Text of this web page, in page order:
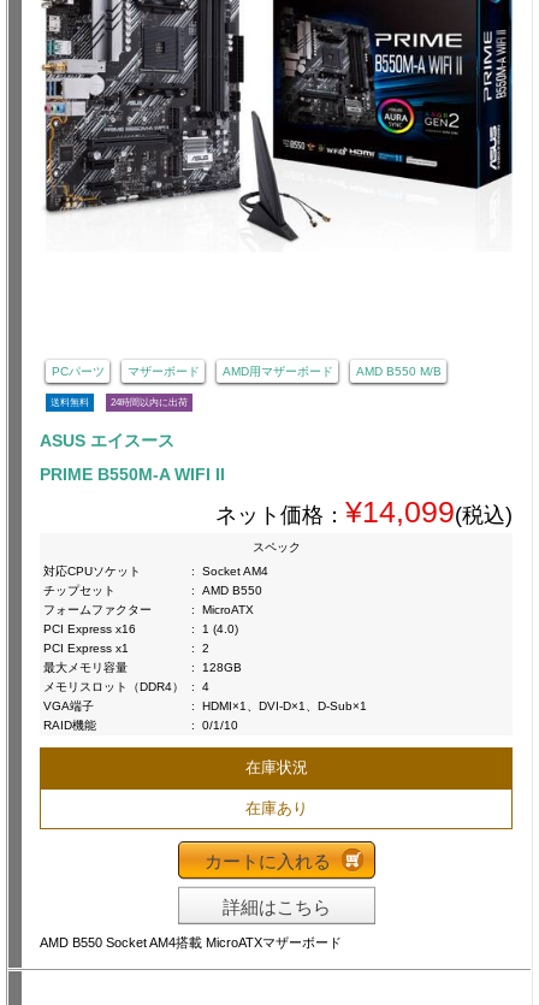
PCパーツ マザーボード AMD用マザーボード AMD B550 M/B
送料無料 24時間以内に出荷
ASUS エイスース
PRIME B550M-A WIFI II
ネット価格： ¥14,099(税込)
スペック
対応CPUソケット
:
Socket AM4
チップセット
:
AMD B550
フォームファクター
:
MicroATX
PCI Express x16
:
1 (4.0)
PCI Express x1
:
2
最大メモリ容量
:
128GB
メモリスロット（DDR4）
:
4
VGA端子
:
HDMI×1、DVI-D×1、D-Sub×1
RAID機能
: 0/1/10
在庫状況
在庫あり
カートに入れる
詳細はこちら
AMD B550 Socket AM4搭載 MicroATXマザーボード